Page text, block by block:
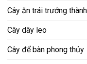
Cây ăn trái trưởng thành
Cây dây leo
Cây để bàn phong thủy